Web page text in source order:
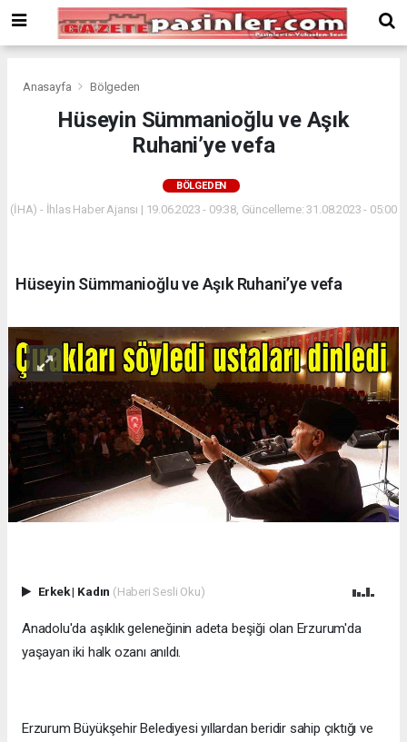
Bonusu
Veren
deneme
siteler
Veren
Anasayfa Bölgeden
Hüseyin Sümmanioğlu ve Aşık
Ruhani’ye vefa
BÖLGEDEN
(İHA) - İhlas Haber Ajansı | 19.06.2023 - 09:38, Güncelleme: 31.08.2023 - 05:00
Hüseyin Sümmanioğlu ve Aşık Ruhani’ye vefa
Erkek| Kadın (Haberi Sesli Oku)
Anadolu'da aşıklık geleneğinin adeta beşiği olan Erzurum'da
yaşayan iki halk ozanı anıldı.
Erzurum Büyükşehir Belediyesi yıllardan beridir sahip çıktığı ve